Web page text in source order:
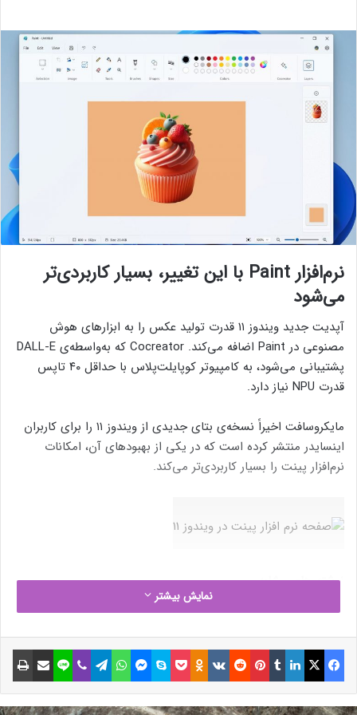
نرم‌افزار Paint با این تغییر، بسیار کاربردی‌تر
می‌شود
آپدیت جدید ویندوز ۱۱ قدرت تولید عکس را به ابزارهای هوش
مصنوعی در Paint اضافه می‌کند. Cocreator که به‌واسطه‌ی DALL-E
پشتیبانی می‌شود، به کامپیوتر کوپایلت‌پلاس با حداقل ۴۰ تاپس
قدرت NPU نیاز دارد.
مایکروسافت اخیراً نسخه‌ی بتای جدیدی از ویندوز ۱۱ را برای کاربران
اینسایدر منتشر کرده است که در یکی از بهبودهای آن، امکانات
نرم‌افزار پینت را بسیار کاربردی‌تر می‌کند.
نوشته های مشابه
اقامتگاه‌های کوهستانی در لبه
صخره‌ها افتتاح شد
3 بهمن 1403
نمایش بیشتر
فیسبوک ایکس لینکداین تامبلر پینتریست Reddit
VKontakte
Odnoklassniki پاکت اسکایپ مسنجر واتس آپ تلگرام وایبر لاین اشتراک گذاری با ایمیل